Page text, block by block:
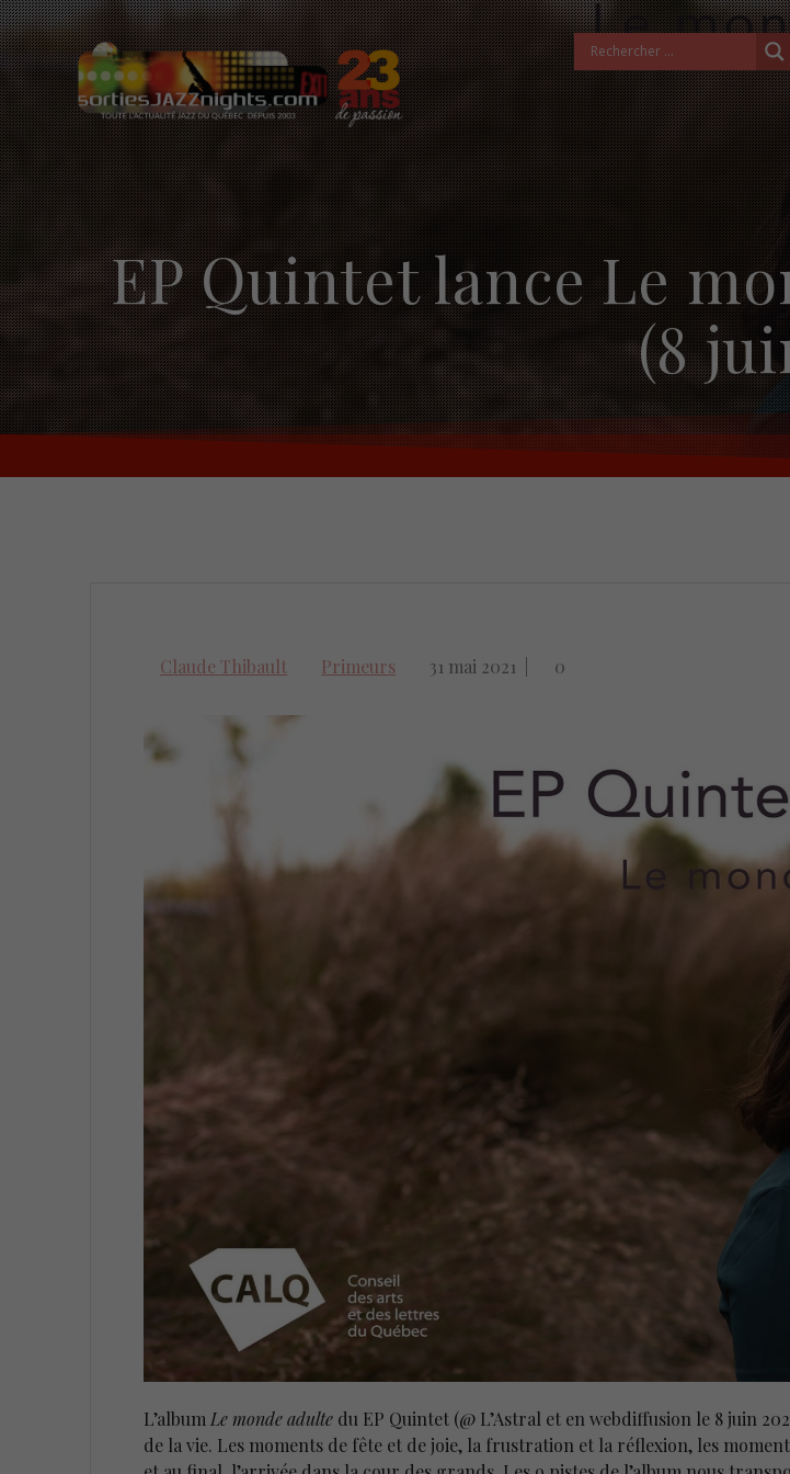
Skip
to
content
EP Quintet lance Le
(8
Claude Thibault Primeurs 31 mai 2021 0
L’albumLe monde adulte du EP Quintet (@ L’Astral et en webdiffusion le 8 juin
de la vie. Les moments de fête et de joie, la frustration et la réflexion, les